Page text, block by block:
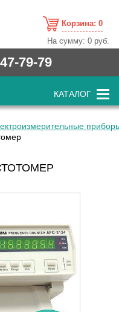
Корзина: 0
На сумму:0 руб.
79-79
КАТАЛОГ